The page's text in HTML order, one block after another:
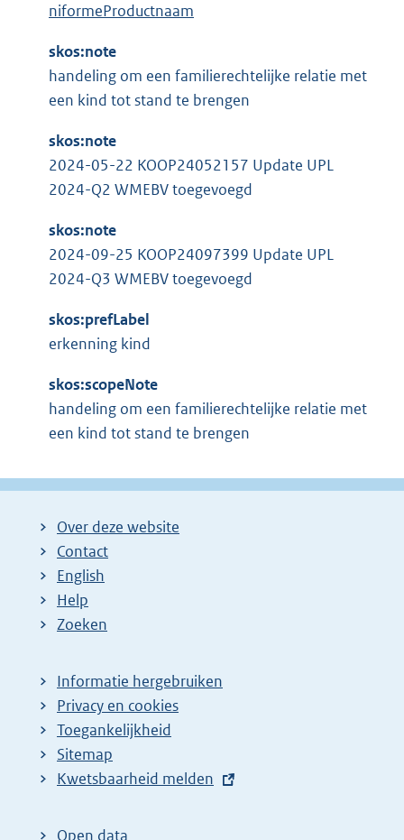
niformeProductnaam
skos:note
handeling om een familierechtelijke relatie met
een kind tot stand te brengen
skos:note
2024-05-22 KOOP24052157 Update UPL
2024-Q2 WMEBV toegevoegd
skos:note
2024-09-25 KOOP24097399 Update UPL
2024-Q3 WMEBV toegevoegd
skos:prefLabel
erkenning kind
skos:scopeNote
handeling om een familierechtelijke relatie met
een kind tot stand te brengen
Over deze website
Contact
English
Help
Zoeken
Informatie hergebruiken
Privacy en cookies
Toegankelijkheid
Sitemap
E
t
Kwetsbaarheid melden
Open data